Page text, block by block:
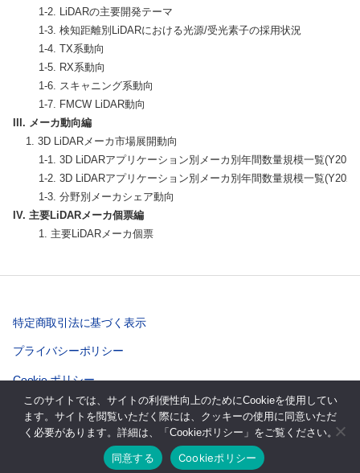
        1-2. LiDARの主要開発テーマ
        1-3. 検知距離別LiDARにおける光源/受光素子の採用状況
        1-4. TX系動向
        1-5. RX系動向
        1-6. スキャニング系動向
III. メーカ動向編
    1. 3D LiDARメーカ市場展開動向
1-1. 3D LiDARアプリケーション別メーカ別年間数量規模一覧
1-2. 3D LiDARアプリケーション別メーカ別年間数量規模一覧
IV. 主要LiDARメーカ個票編
        1. 主要LiDARメーカ個票
特定商取引法に基づく表示
プライバシーポリシー
Cookie ポリシー
株式会社テクノシステムリサーチ
このサイトでは、サイトの利便性向上のためにCookieを使用してい
ます。サイトを閲覧いただく際には、クッキーの使用に同意いただ
く必要があります。詳細は、「Cookieポリシー」をご覧ください。
同意する Cookieポリシー